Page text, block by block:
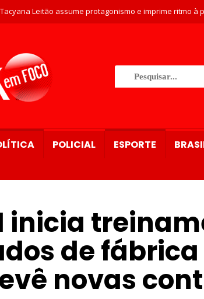
Tacyana Leitão assume protagonismo e imprime ritmo à
POLICIAL ESPORTE
inicia
de fábrica
novas